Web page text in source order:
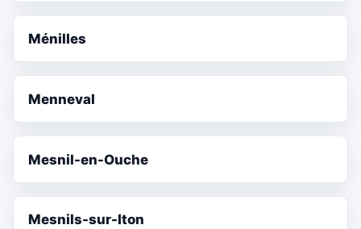
Ménilles
Menneval
Mesnil-en-Ouche
Mesnils-sur-Iton